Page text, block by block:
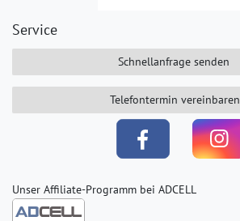
Service
Schnellanfrage senden
Telefontermin vereinbaren
Unser Affiliate-Programm bei ADCELL